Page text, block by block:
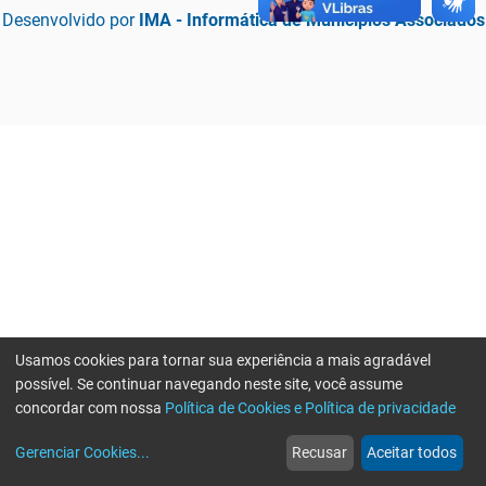
Desenvolvido por IMA - Informática de Municípios Associados
web
Notícias
more_horiz
Mais
Usamos cookies para tornar sua experiência a mais agradável
possível. Se continuar navegando neste site, você assume
concordar com nossa Política de Cookies e Política de privacidade
Gerenciar Cookies... Recusar Aceitar todos
Erro ao enviar informações, por favor tente novamente